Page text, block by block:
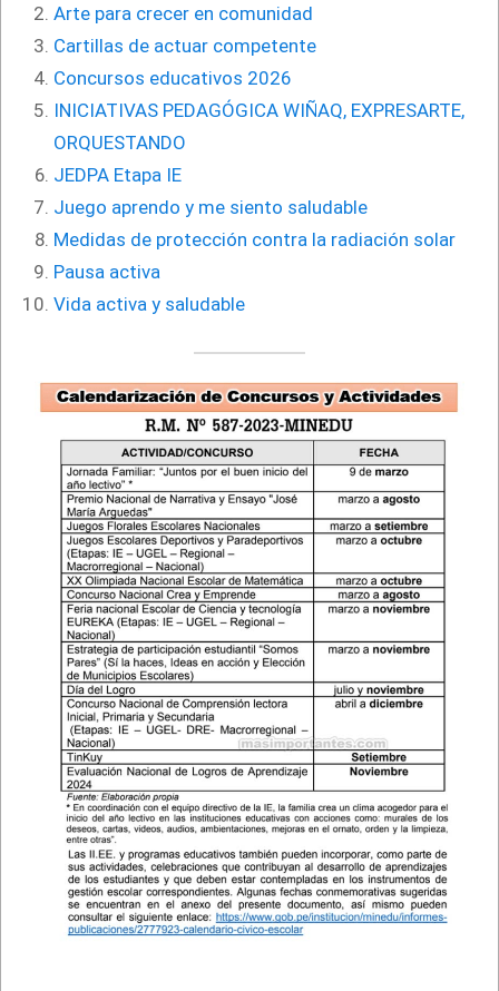
Arte para crecer en comunidad
Cartillas de actuar competente
Concursos educativos 2026
INICIATIVAS PEDAGÓGICA WIÑAQ, EXPRESARTE,
ORQUESTANDO
JEDPA Etapa IE
Juego aprendo y me siento saludable
Medidas de protección contra la radiación solar
Pausa activa
Vida activa y saludable